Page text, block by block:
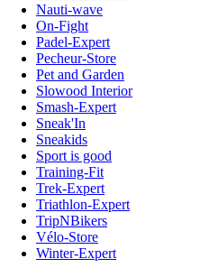
Nauti-wave
On-Fight
Padel-Expert
Pecheur-Store
Pet and Garden
Slowood Interior
Smash-Expert
Sneak'In
Sneakids
Sport is good
Training-Fit
Trek-Expert
Triathlon-Expert
TripNBikers
Vélo-Store
Winter-Expert